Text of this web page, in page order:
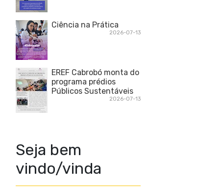
Ciência na Prática
2026-07-13
EREF Cabrobó monta do
programa prédios
Públicos Sustentáveis
2026-07-13
Seja bem
vindo/vinda